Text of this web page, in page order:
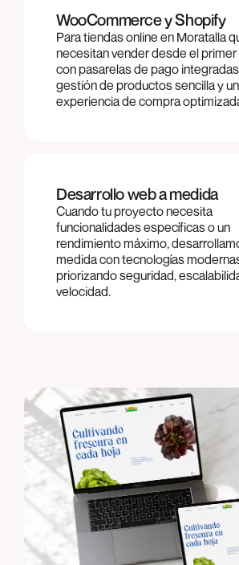
WooCommerce y Shopify
Para tiendas online en Moratalla
necesitan vender desde el primer
con pasarelas de pago
gestión de productos sencilla y
experiencia de compra
Desarrollo web a medida
Cuando tu proyecto necesita
funcionalidades específicas o un
rendimiento máximo,
medida con tecnologías
priorizando seguridad,
velocidad.